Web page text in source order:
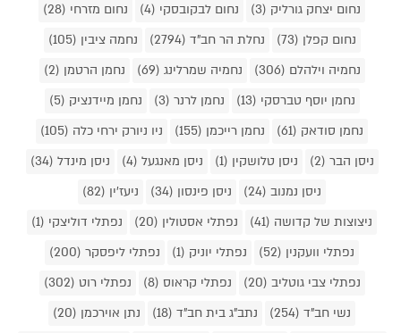
נחום יצחק גורליק (3)
נחום לבקובסקי (4)
נחום מזרחי (28)
נחום קפלן (73)
נחלת הר חב"ד (2794)
נחמה ציבין (105)
נחמיה וילהלם (306)
נחמיה שמרלינג (69)
נחמן הרטמן (2)
נחמן יוסף טברסקי (13)
נחמן לרנר (3)
נחמן מיידנציק (5)
נחמן סודאק (61)
נחמן רייכמן (155)
ניו ניורק ירחי כלה (105)
ניסן הבר (2)
ניסן טלושקין (1) ניסן מאנגעל (4)
ניסן מינדל (34)
ניסן נמנוב (24)
ניסן פינסון (34)
ניעז'ין (82)
ניצוצות של קדושה (41)
נפתלי אסטולין (20)
נפתלי דוליצקי (1)
נפתלי וועקנין (52)
נפתלי יוניק (1)
נפתלי ליפסקר (200)
נפתלי צבי גוטליב (20)
נפתלי קראוס (8)
נפתלי רוט (302)
נשי חב"ד (254)
נתב"ג בית חב"ד (18)
נתן אוירכמן (20)